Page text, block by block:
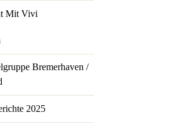
Mit Vivi
Bremerhaven /
2025